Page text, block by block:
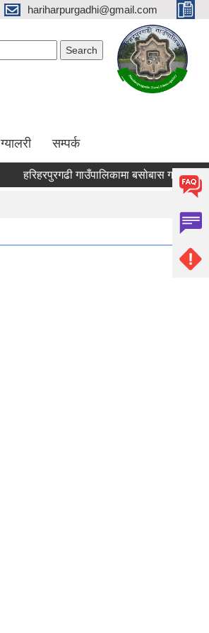
hariharpurgadhi@gmail.com
ग्यालरी सम्पर्क
हरिहरपुरगढी गाउँपालिकामा बसोबास गर्ने